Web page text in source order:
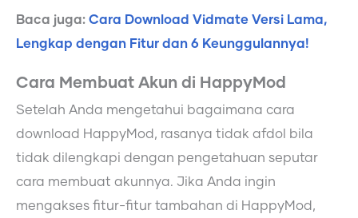
Baca juga: Cara Download Vidmate Versi Lama,
Lengkap dengan Fitur dan 6 Keunggulannya!
Cara Membuat Akun di HappyMod
Setelah Anda mengetahui bagaimana cara
download HappyMod, rasanya tidak afdol bila
tidak dilengkapi dengan pengetahuan seputar
cara membuat akunnya. Jika Anda ingin
mengakses fitur-fitur tambahan di HappyMod,